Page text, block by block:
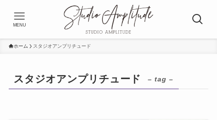
MENU
ホーム スタジオアンプリチュード
スタジオアンプリチュード – tag –